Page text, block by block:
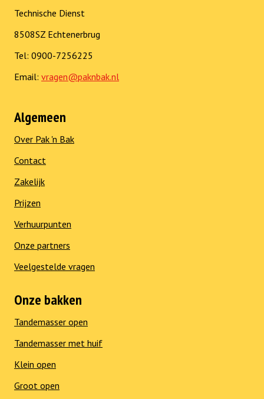
Technische Dienst
8508SZ Echtenerbrug
Tel: 0900-7256225
Email: vragen@paknbak.nl
Algemeen
Over Pak 'n Bak
Contact
Zakelijk
Prijzen
Verhuurpunten
Onze partners
Veelgestelde vragen
Onze bakken
Tandemasser open
Tandemasser met huif
Klein open
Groot open